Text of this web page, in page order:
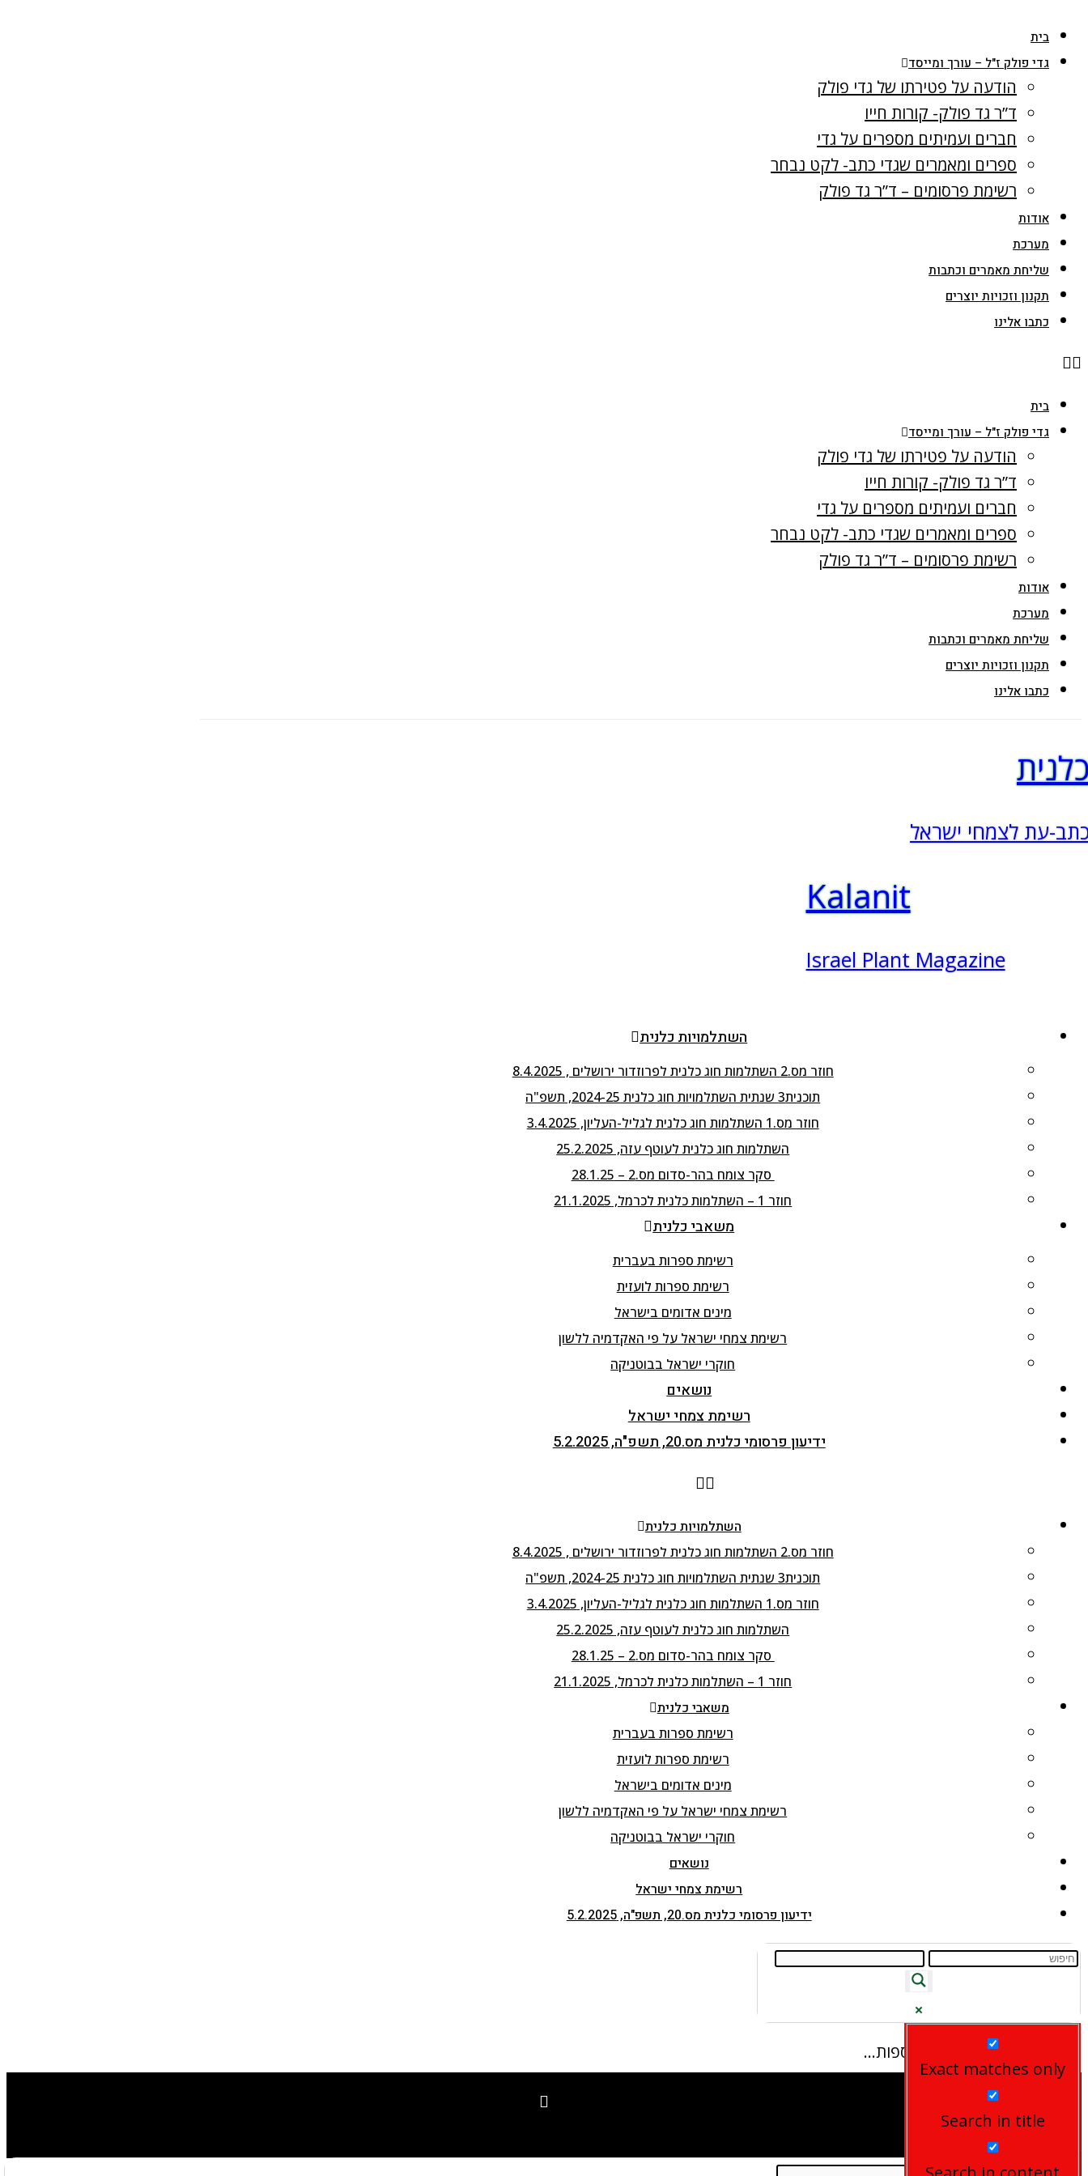
content
בית
גדי פולק ז"ל – עורך ומייסד
הודעה על פטירתו של גדי פולק
ד”ר גד פולק- קורות חייו
חברים ועמיתים מספרים על גדי
ספרים ומאמרים שגדי כתב- לקט נבחר
רשימת פרסומים – ד”ר גד פולק
אודות
מערכת
שליחת מאמרים וכתבות
תקנון וזכויות יוצרים
כתבו אלינו
בית
גדי פולק ז"ל – עורך ומייסד
הודעה על פטירתו של גדי פולק
ד”ר גד פולק- קורות חייו
חברים ועמיתים מספרים על גדי
ספרים ומאמרים שגדי כתב- לקט נבחר
רשימת פרסומים – ד”ר גד פולק
אודות
מערכת
שליחת מאמרים וכתבות
תקנון וזכויות יוצרים
כתבו אלינו
עת לצמחי ישראל
Kalanit
Israel Plant Magazine
השתלמויות כלנית
חוזר מס.2 השתלמות חוג כלנית לפרוזדור ירושלים , 8.4.2025
תוכנית3 שנתית השתלמויות חוג כלנית 2024-25, תשפ"ה
חוזר מס.1 השתלמות חוג כלנית לגליל-העליון, 3.4.2025
השתלמות חוג כלנית לעוטף עזה, 25.2.2025
סקר צומח בהר-סדום מס.2 – 28.1.25
חוזר 1 – השתלמות כלנית לכרמל, 21.1.2025
משאבי כלנית
רשימת ספרות בעברית
רשימת ספרות לועזית
מינים אדומים בישראל
רשימת צמחי ישראל על פי האקדמיה ללשון
חוקרי ישראל בבוטניקה
נושאים
רשימת צמחי ישראל
ידיעון פרסומי כלנית מס.20, תשפ"ה, 5.2.2025
השתלמויות כלנית
חוזר מס.2 השתלמות חוג כלנית לפרוזדור ירושלים , 8.4.2025
תוכנית3 שנתית השתלמויות חוג כלנית 2024-25, תשפ"ה
חוזר מס.1 השתלמות חוג כלנית לגליל-העליון, 3.4.2025
השתלמות חוג כלנית לעוטף עזה, 25.2.2025
סקר צומח בהר-סדום מס.2 – 28.1.25
חוזר 1 – השתלמות כלנית לכרמל, 21.1.2025
משאבי כלנית
רשימת ספרות בעברית
רשימת ספרות לועזית
מינים אדומים בישראל
רשימת צמחי ישראל על פי האקדמיה ללשון
חוקרי ישראל בבוטניקה
נושאים
רשימת צמחי ישראל
ידיעון פרסומי כלנית מס.20, תשפ"ה, 5.2.2025
תוצאות נוספות...
Exact matches only
Search in title